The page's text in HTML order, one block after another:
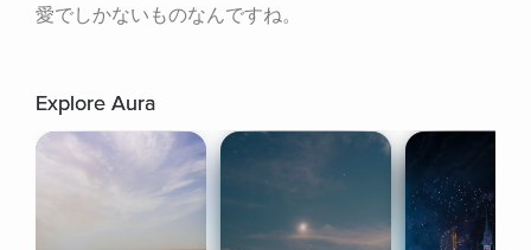
愛でしかないものなんですね。
Explore Aura